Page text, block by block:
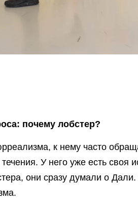
почему лобстер?
к нему часто
У него уже есть своя
они сразу думали о